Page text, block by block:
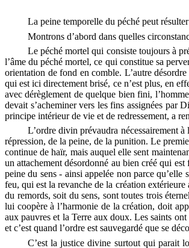
La peine temporelle du péché peut
Montrons d’abord dans quelles
Le péché mortel qui consiste toujours à
l’âme du péché mortel, ce qui constitue sa
orientation de fond en comble. L’autre
qui est ici directement brisé, ce n’est plus, en
avec dérèglement de quelque bien fini,
devait s’acheminer vers les fins assignées par
principe intérieur de vie et de redressement, a
L’ordre divin prévaudra nécessairement
répression, de la peine, de la punition. Le
continue de haïr, mais auquel elle sent
un attachement désordonné au bien créé qui
peine du sens - ainsi appelée non parce qu’elle
feu, qui est la revanche de la création
du remords, soit du sens, sont toutes trois
lui coopère à l’harmonie de la création, doit
aux pauvres et la Terre aux doux. Les saints
et c’est quand l’ordre est sauvegardé que se
C’est la justice divine surtout qui parait